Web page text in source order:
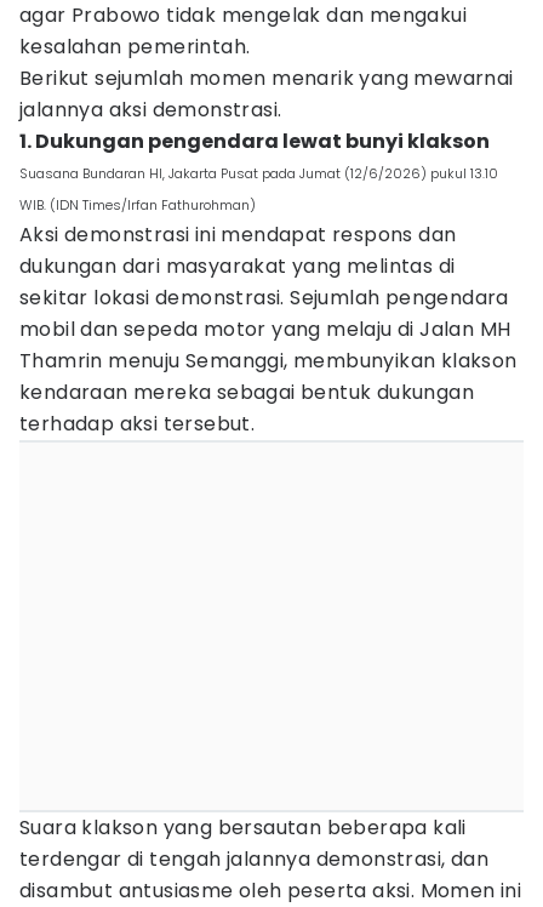
agar Prabowo tidak mengelak dan mengakui
kesalahan pemerintah.
Berikut sejumlah momen menarik yang mewarnai
jalannya aksi demonstrasi.
1. Dukungan pengendara lewat bunyi klakson
Suasana Bundaran HI, Jakarta Pusat pada Jumat (12/6/2026) pukul 13.10
WIB. (IDN Times/Irfan Fathurohman)
Aksi demonstrasi ini mendapat respons dan
dukungan dari masyarakat yang melintas di
sekitar lokasi demonstrasi. Sejumlah pengendara
mobil dan sepeda motor yang melaju di Jalan MH
Thamrin menuju Semanggi, membunyikan klakson
kendaraan mereka sebagai bentuk dukungan
terhadap aksi tersebut.
Suara klakson yang bersautan beberapa kali
terdengar di tengah jalannya demonstrasi, dan
disambut antusiasme oleh peserta aksi. Momen ini